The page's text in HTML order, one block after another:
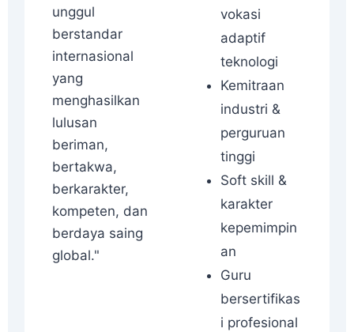
unggul
berstandar
internasional
yang
menghasilkan
lulusan
beriman,
bertakwa,
berkarakter,
kompeten, dan
berdaya saing
global."
vokasi
adaptif
teknologi
Kemitraan
industri &
perguruan
tinggi
Soft skill &
karakter
kepemimpin
an
Guru
bersertifikas
i profesional